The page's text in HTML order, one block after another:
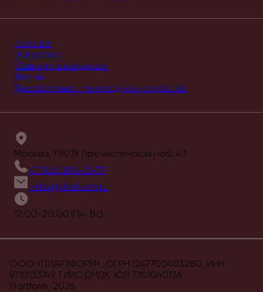
Каталог
Искусство
Ювелирные изделия
Дизайн
Декоративно-прикладное искусство
Москва, 119019, Пречистенская наб., 43
+7 (926) 298-76-77
hello@plartform.ru
12:00-20:00 (Пн-Вс)
ООО «ПЛАРТФОРМ», ОГРН 1247700403280, ИНН
9710133749, ГИИС ДМДК: ЮЛ 7701040136
Plartform, 2026